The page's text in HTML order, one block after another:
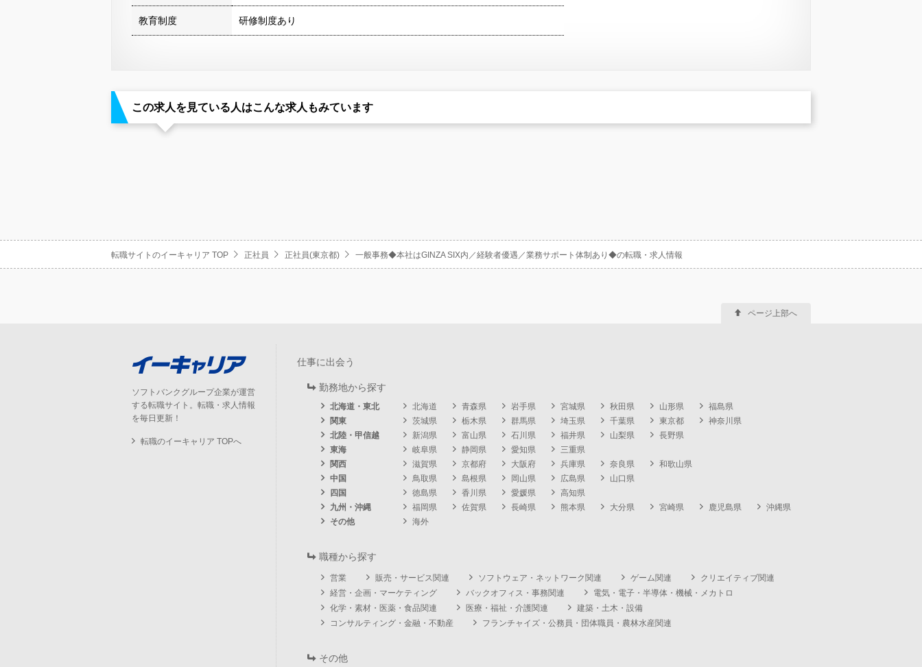
教育制度 研修制度あり
この求人を見ている人はこんな求人もみています
転職サイトのイーキャリア TOP 正社員 正社員(東京都) 一般事務◆本社はGINZA SIX内／経験者優遇／業務サポート体制あり◆の転職・求人情報
ソフトバンクグループ企業が運営
する転職サイト。転職・求人情報
を毎日更新！
転職のイーキャリア TOPへ
仕事に出会う
勤務地から探す
北海道・東北 北海道 青森県 岩手県 宮城県 秋田県 山形県
福島県
関東
茨城県 栃木県 群馬県 埼玉県 千葉県 東京都
神奈川県
北陸・甲信越
新潟県 富山県 石川県 福井県 山梨県
長野県
東海
岐阜県 静岡県 愛知県
三重県
関西
滋賀県 京都府 大阪府 兵庫県 奈良県
和歌山県
中国
鳥取県 島根県 岡山県 広島県
山口県
四国
徳島県 香川県 愛媛県
高知県
九州・沖縄
福岡県 佐賀県 長崎県 熊本県 大分県 宮崎県 鹿児島県
沖縄県
その他
海外
職種から探す
営業 販売・サービス関連 ソフトウェア・ネットワーク関連 ゲーム関連
クリエイティブ関連
経営・企画・マーケティング
バックオフィス・事務関連
電気・電子・半導体・機械・メカトロ
化学・素材・医薬・食品関連
医療・福祉・介護関連
建築・土木・設備
コンサルティング・金融・不動産
フランチャイズ・公務員・団体職員・農林水産関連
その他
ページ上部へ